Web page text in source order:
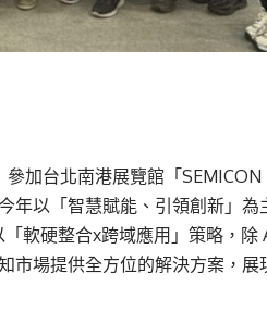
加台北南港展覽館「
年以「智慧賦能、引領創新」為
軟硬整合x跨域應用」策略，除
市場提供全方位的解決方案，展